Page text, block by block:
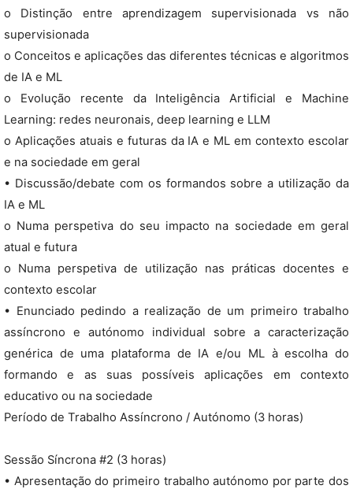
o Distinção entre aprendizagem supervisionada vs não
supervisionada
o Conceitos e aplicações das diferentes técnicas e algoritmos
de IA e ML
o Evolução recente da Inteligência Artificial e Machine
Learning: redes neuronais, deep learning e LLM
o Aplicações atuais e futuras da IA e ML em contexto escolar
e na sociedade em geral
• Discussão/debate com os formandos sobre a utilização da
IA e ML
o Numa perspetiva do seu impacto na sociedade em geral
atual e futura
o Numa perspetiva de utilização nas práticas docentes e
contexto escolar
• Enunciado pedindo a realização de um primeiro trabalho
assíncrono e autónomo individual sobre a caracterização
genérica de uma plataforma de IA e/ou ML à escolha do
formando e as suas possíveis aplicações em contexto
educativo ou na sociedade
Período de Trabalho Assíncrono / Autónomo (3 horas)
Sessão Síncrona #2 (3 horas)
• Apresentação do primeiro trabalho autónomo por parte dos